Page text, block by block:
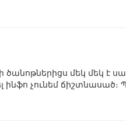
մեկ մեկ է
ինֆո չունեմ